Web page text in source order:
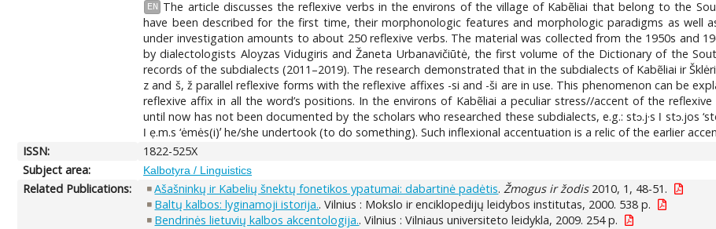
EN
The article discusses the reflexive verbs in the environs of the village of Kabẽliai that belong to the
have been described for the first time, their morphonologic features and morphologic paradigms as well
under investigation amounts to about 250 reflexive verbs. The material was collected from the 1950s and
by dialectologists Aloyzas Vidugiris and Žaneta Urbanavičiūtė, the first volume of the Dictionary of the
records of the subdialects (2011–2019). The research demonstrated that in the subdialects of Kabẽliai ir
z and š, ž parallel reflexive forms with the reflexive affixes -si and -ši are in use. This phenomenon can be
reflexive affix in all the word’s positions. In the environs of Kabẽliai a peculiar stress//accent of the
until now has not been documented by the scholars who researched these subdialects, e.g.: stɔ.j·s ǀ stɔ.jos
ǀ ẹ.m.s ‘ėmės(i)ʼ he/she undertook (to do something). Such inflexional accentuation is a relic of the earlier
ISSN:
1822-525X
Subject area:
Kalbotyra / Linguistics
Related Publications: Ašašninkų ir Kabelių šnektų fonetikos ypatumai: dabartinė padėtis. Žmogus ir žodis2010, 1, 48-51.
Baltų kalbos: lyginamoji istorija.. Vilnius : Mokslo ir enciklopedijų leidybos institutas, 2000. 538 p.
Bendrinės lietuvių kalbos akcentologija.. Vilnius : Vilniaus universiteto leidykla, 2009. 254 p.